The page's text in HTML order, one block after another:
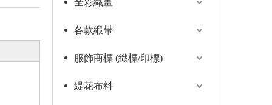
全彩織畫
各款緞帶
服飾商標 (織標/印標)
緹花布料